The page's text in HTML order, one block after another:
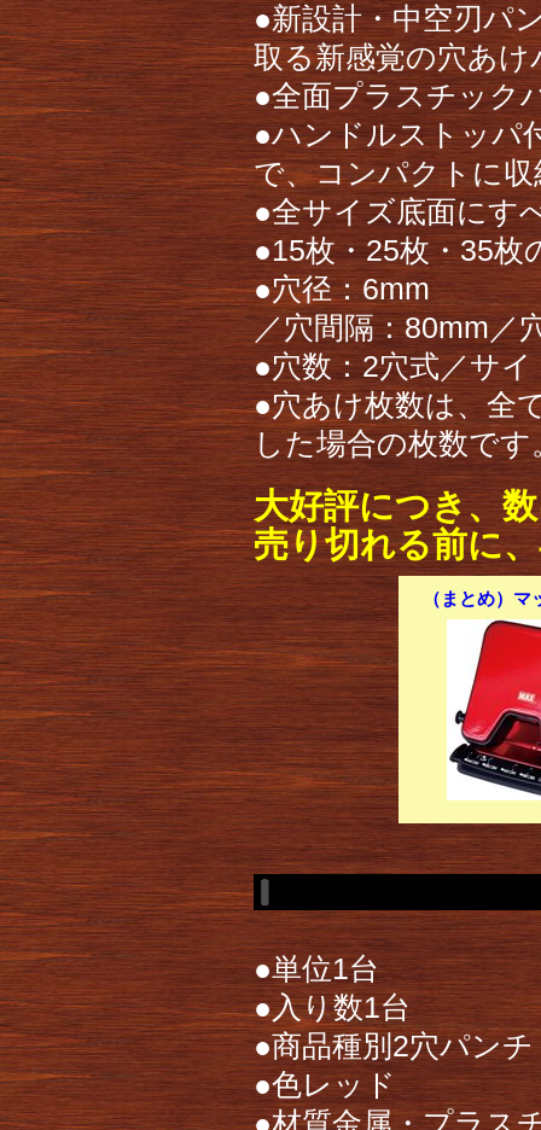
●新設計・中空刃パ
取る新感覚の穴あけ
●全面プラスチック
●ハンドルストッパ
で、コンパクトに収
●全サイズ底面にす
●15枚・25枚・35枚
●穴径：6mm
／穴間隔：80mm／
●穴数：2穴式／サ
●穴あけ枚数は、全
した場合の枚数です
大好評につき、
売り切れる前に
（まとめ）
●単位1台
●入り数1台
●商品種別2穴パンチ
●色レッド
●材質金属・プラス